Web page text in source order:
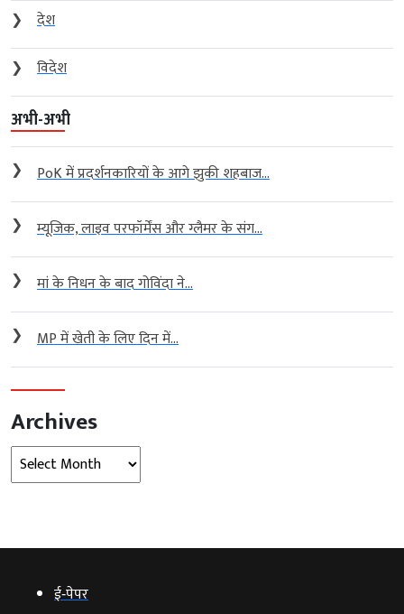
❯
देश
❯
विदेश
अभी-अभी
❯ PoK में प्रदर्शनकारियों के आगे झुकी शहबाज...
❯ म्यूजिक, लाइव परफॉर्मेंस और ग्लैमर के संग...
❯ मां के निधन के बाद गोविंदा ने...
❯ MP में खेती के लिए दिन में...
Archives
Archives
ई‑पेपर